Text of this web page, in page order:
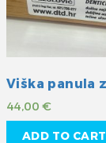
44,00€
ADD TO CART